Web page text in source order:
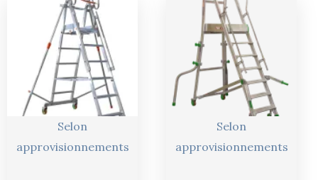
Selon
approvisionnements
prix
actuel
est :
1101,00 €.
Selon
approvisionnements
prix
actuel
est :
2208,00 €.